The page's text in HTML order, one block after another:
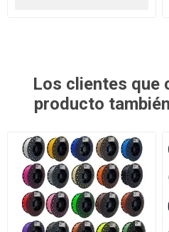
Los clientes que
producto